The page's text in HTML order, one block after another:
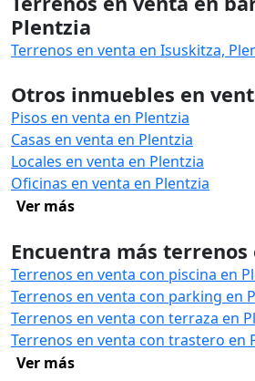
Plentzia
Terrenos en venta en Isuskitza,
Otros inmuebles en
Pisos en venta en Plentzia
Casas en venta en Plentzia
Locales en venta en Plentzia
Oficinas en venta en Plentzia
Ver más
Encuentra más terrenos
Terrenos en venta con piscina en
Terrenos en venta con parking en
Terrenos en venta con terraza en
Terrenos en venta con trastero en
Ver más